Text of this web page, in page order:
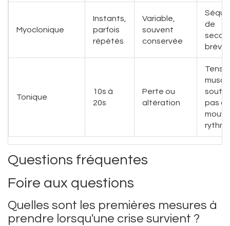
Myoclonique
Instants,
parfois
répétés
Variable,
souvent
conservée
de
Tonique
10s à
20s
Perte ou
altération
pas
Questions fréquentes
Foire aux questions
Quelles sont les premières mesures à
prendre lorsqu'une crise survient ?